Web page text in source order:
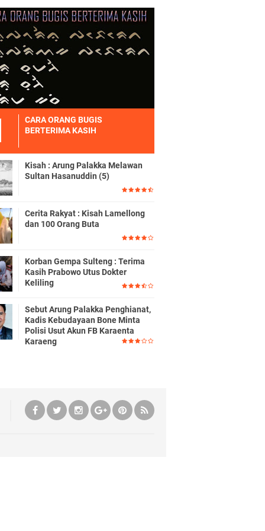
CARA ORANG BUGIS
BERTERIMA KASIH
Kisah : Arung Palakka Melawan
Sultan Hasanuddin (5)
Cerita Rakyat : Kisah Lamellong
dan 100 Orang Buta
Korban Gempa Sulteng : Terima
Kasih Prabowo Utus Dokter
Keliling
Sebut Arung Palakka Penghianat,
Kadis Kebudayaan Bone Minta
Polisi Usut Akun FB Karaenta
Karaeng